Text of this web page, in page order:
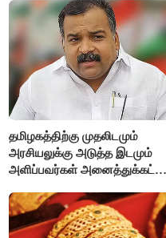
தமிழகத்திற்கு முதலிடமும்
அரசியலுக்கு அடுத்த இடமும்
அளிப்பவர்கள் அனைத்துக்கட்சி
பங்கேற்பார்கள் - மாணிக்கம்
தாகூர்..!!